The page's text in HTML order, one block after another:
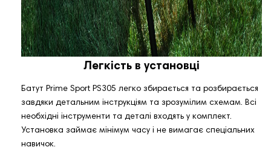
Легкість в установці
Батут Prime Sport PS305 легко збирається та розбирається
завдяки детальним інструкціям та зрозумілим схемам. Всі
необхідні інструменти та деталі входять у комплект.
Установка займає мінімум часу і не вимагає спеціальних
навичок.